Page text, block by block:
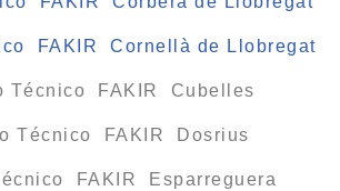
FAKIR Cornellà de Llobregat
Técnico FAKIR Cubelles
Técnico FAKIR Dosrius
FAKIR Esparreguera